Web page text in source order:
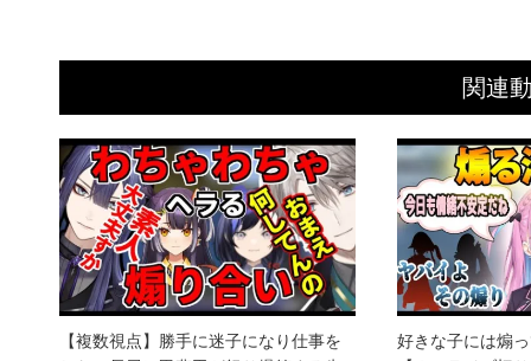
関連
【複数視点】勝手に迷子になり仕事を
好きな子には煽